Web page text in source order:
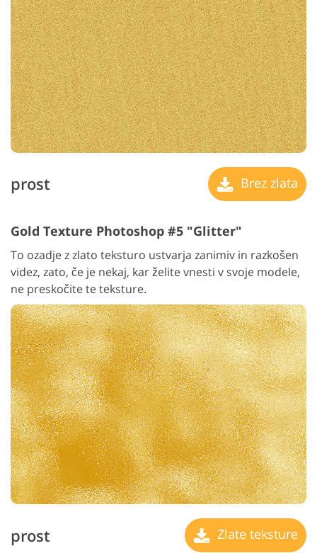
prost Brez zlata
Gold Texture Photoshop #5 "Glitter"
To ozadje z zlato teksturo ustvarja zanimiv in razkošen
videz, zato, če je nekaj, kar želite vnesti v svoje modele,
ne preskočite te teksture.
prost Zlate teksture